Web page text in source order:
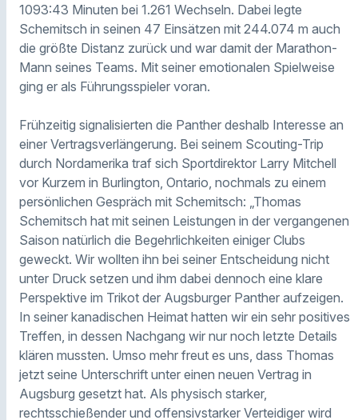
1093:43 Minuten bei 1.261 Wechseln. Dabei legte
Schemitsch in seinen 47 Einsätzen mit 244.074 m auch
die größte Distanz zurück und war damit der Marathon-
Mann seines Teams. Mit seiner emotionalen Spielweise
ging er als Führungsspieler voran.
Frühzeitig signalisierten die Panther deshalb Interesse an
einer Vertragsverlängerung. Bei seinem Scouting-Trip
durch Nordamerika traf sich Sportdirektor Larry Mitchell
vor Kurzem in Burlington, Ontario, nochmals zu einem
persönlichen Gespräch mit Schemitsch: „Thomas
Schemitsch hat mit seinen Leistungen in der vergangenen
Saison natürlich die Begehrlichkeiten einiger Clubs
geweckt. Wir wollten ihn bei seiner Entscheidung nicht
unter Druck setzen und ihm dabei dennoch eine klare
Perspektive im Trikot der Augsburger Panther aufzeigen.
In seiner kanadischen Heimat hatten wir ein sehr positives
Treffen, in dessen Nachgang wir nur noch letzte Details
klären mussten. Umso mehr freut es uns, dass Thomas
jetzt seine Unterschrift unter einen neuen Vertrag in
Augsburg gesetzt hat. Als physisch starker,
rechtsschießender und offensivstarker Verteidiger wird